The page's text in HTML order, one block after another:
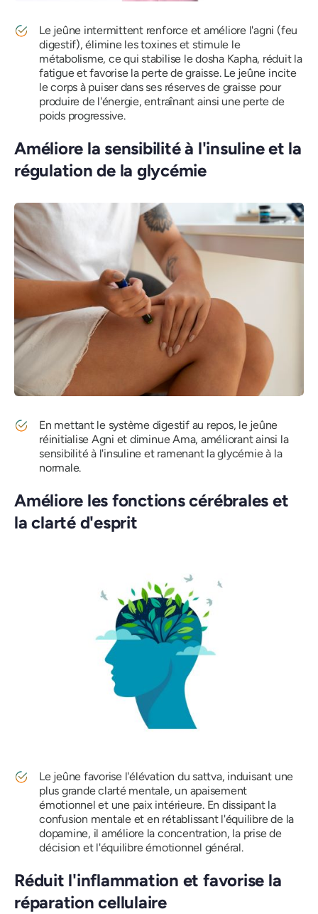
Le jeûne intermittent renforce et améliore l'agni (feu
digestif), élimine les toxines et stimule le
métabolisme, ce qui stabilise le dosha Kapha, réduit la
fatigue et favorise la perte de graisse. Le jeûne incite
le corps à puiser dans ses réserves de graisse pour
produire de l'énergie, entraînant ainsi une perte de
poids progressive.
Améliore la sensibilité à l'insuline et la
régulation de la glycémie
En mettant le système digestif au repos, le jeûne
réinitialise Agni et diminue Ama, améliorant ainsi la
sensibilité à l'insuline et ramenant la glycémie à la
normale.
Améliore les fonctions cérébrales et
la clarté d'esprit
Le jeûne favorise l'élévation du sattva, induisant une
plus grande clarté mentale, un apaisement
émotionnel et une paix intérieure. En dissipant la
confusion mentale et en rétablissant l'équilibre de la
dopamine, il améliore la concentration, la prise de
décision et l'équilibre émotionnel général.
Réduit l'inflammation et favorise la
réparation cellulaire